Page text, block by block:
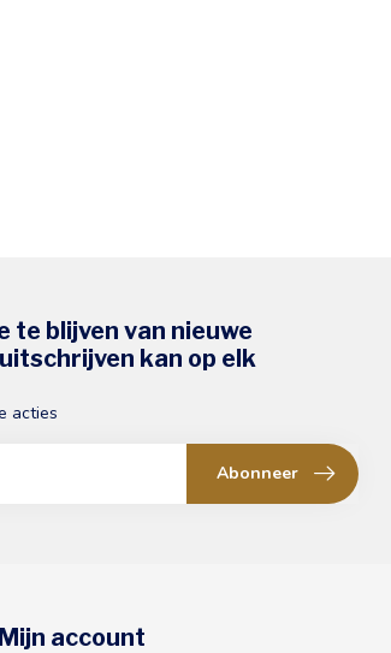
te blijven van nieuwe
kan op elk
acties
Abonneer
Mijn account